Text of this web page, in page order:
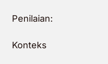
Penilaian:
Konteks